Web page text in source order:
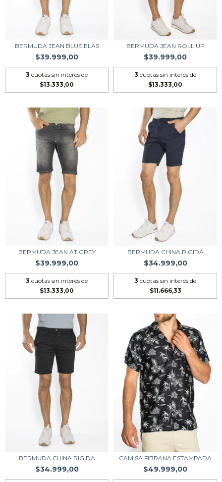
BERMUDA JEAN BLUE ELAS
$39.999,00
3 cuotas sin interés de
$13.333,00
BERMUDA JEAN ROLL UP
$39.999,00
3 cuotas sin interés de
$13.333,00
BERMUDA JEAN AT GREY
$39.999,00
3 cuotas sin interés de
$13.333,00
BERMUDA CHINA RIGIDA
$34.999,00
3 cuotas sin interés de
$11.666,33
BERMUDA CHINA RIGIDA
$34.999,00
CAMISA FIBRANA ESTAMPADA
$49.999,00